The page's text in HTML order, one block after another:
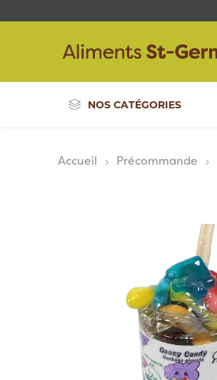
NOS CATÉGORIES
Accueil Précommande